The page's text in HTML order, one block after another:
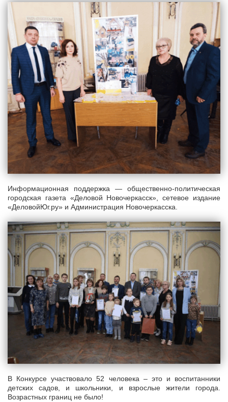
Информационная поддержка — общественно-политическая
городская газета «Деловой Новочеркасск», сетевое издание
«ДеловойЮг.ру» и Администрация Новочеркасска.
В Конкурсе участвовало 52 человека – это и воспитанники
детских садов, и школьники, и взрослые жители города.
Возрастных границ не было!